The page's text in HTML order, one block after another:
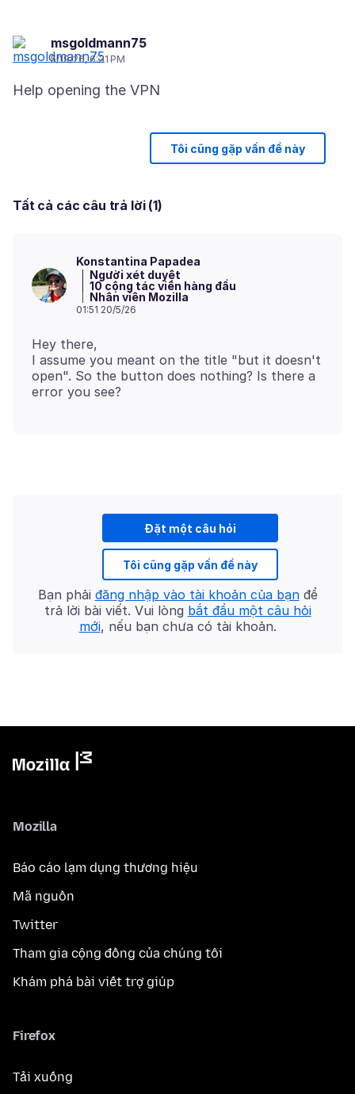
msgoldmann75
5/19/26, 6:31 PM
Tôi cũng gặp vấn đề này
Tất cả các câu trả lời (1)
Konstantina Papadea
Người xét duyệt
10 cộng tác viên hàng đầu
Nhân viên Mozilla
01:51 20/5/26
Hey there,
I assume you meant on the title "but it doesn't
open". So the button does nothing? Is there a
Đặt một câu hỏi
Tôi cũng gặp vấn đề này
Bạn phải đăng nhập vào tài khoản của bạnđể
trả lời bài viết. Vui lòng bắt đầu một câu hỏi
mới, nếu bạn chưa có tài khoản.
Mozilla
Báo cáo lạm dụng thương hiệu
Mã nguồn
Twitter
Tham gia cộng đồng của chúng tôi
Khám phá bài viết trợ giúp
Firefox
Tải xuống